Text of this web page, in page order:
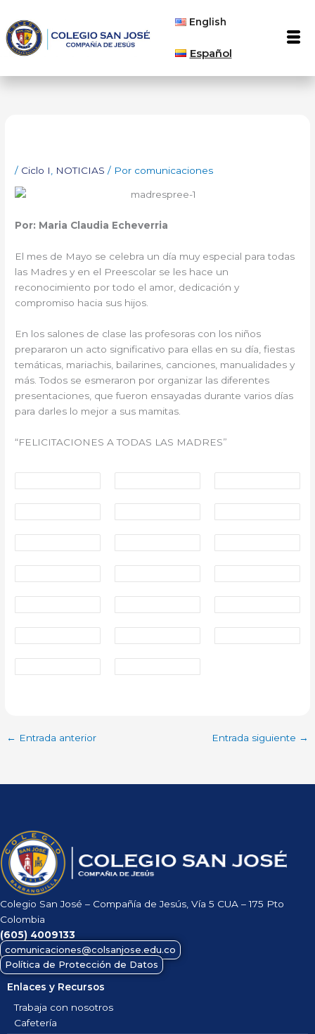
contenido
English
Español
/ Ciclo I NOTICIAS / Por comunicaciones
Por: Maria Claudia Echeverria
El mes de Mayo se celebra un día muy especial para todas
las Madres y en el Preescolar se les hace un
reconocimiento por todo el amor, dedicación y
compromiso hacia sus hijos.
En los salones de clase las profesoras con los niños
prepararon un acto significativo para ellas en su día, fiestas
temáticas, mariachis, bailarines, canciones, manualidades y
más. Todos se esmeraron por organizar las diferentes
presentaciones, que fueron ensayadas durante varios días
para darles lo mejor a sus mamitas.
“FELICITACIONES A TODAS LAS MADRES”
← Entrada anterior Entrada siguiente →
Colegio San José – Compañía de Jesús, Vía 5 CUA – 175 Pto
Colombia
(605) 4009133
comunicaciones@colsanjose.edu.co
Política de Protección de Datos
Enlaces y Recursos
Trabaja con nosotros
Cafetería